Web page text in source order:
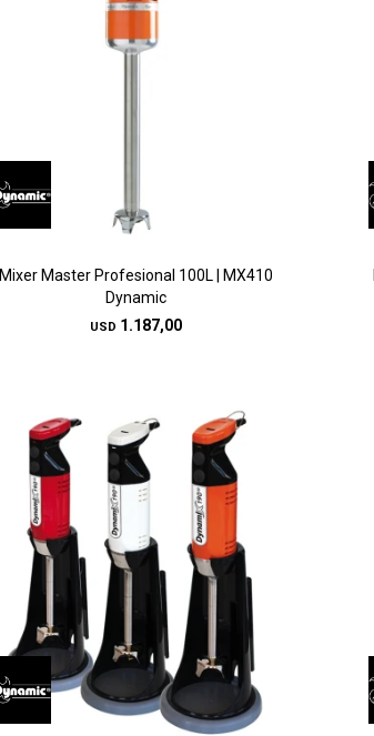
Mixer Master Profesional 100L | MX410
Dynamic
USD 1.187,00